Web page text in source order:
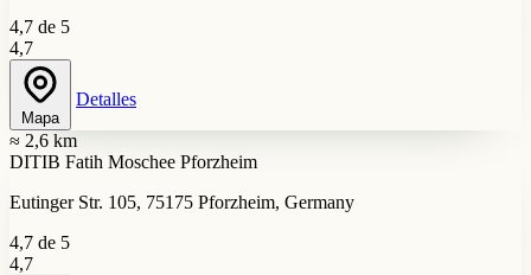
4,7 de 5
4,7
Mapa
Detalles
≈ 2,6 km
DITIB Fatih Moschee Pforzheim
Eutinger Str. 105, 75175 Pforzheim, Germany
4,7 de 5
4,7